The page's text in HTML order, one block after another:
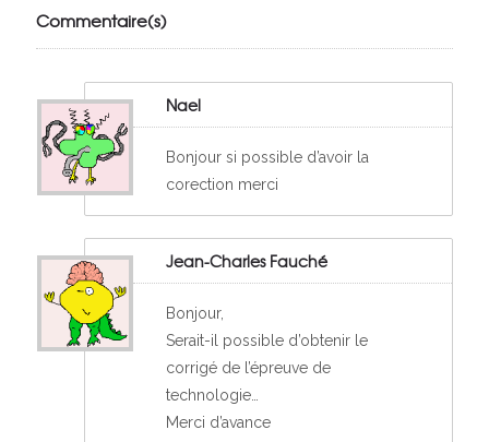
Commentaire(s)
Nael
Bonjour si possible d’avoir la
corection merci
Jean-Charles Fauché
Bonjour,
Serait-il possible d’obtenir le
corrigé de l’épreuve de
technologie…
Merci d’avance